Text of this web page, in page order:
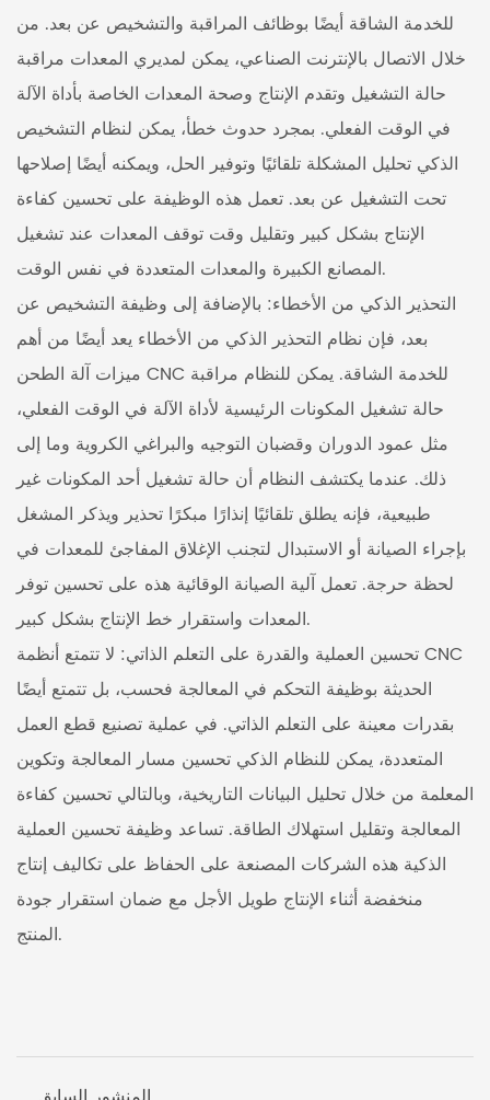
للخدمة الشاقة أيضًا بوظائف المراقبة والتشخيص عن بعد. من
خلال الاتصال بالإنترنت الصناعي، يمكن لمديري المعدات مراقبة
حالة التشغيل وتقدم الإنتاج وصحة المعدات الخاصة بأداة الآلة
في الوقت الفعلي. بمجرد حدوث خطأ، يمكن لنظام التشخيص
الذكي تحليل المشكلة تلقائيًا وتوفير الحل، ويمكنه أيضًا إصلاحها
تحت التشغيل عن بعد. تعمل هذه الوظيفة على تحسين كفاءة
الإنتاج بشكل كبير وتقليل وقت توقف المعدات عند تشغيل
المصانع الكبيرة والمعدات المتعددة في نفس الوقت.
التحذير الذكي من الأخطاء: بالإضافة إلى وظيفة التشخيص عن
بعد، فإن نظام التحذير الذكي من الأخطاء يعد أيضًا من أهم
ميزات آلة الطحن CNC للخدمة الشاقة. يمكن للنظام مراقبة
حالة تشغيل المكونات الرئيسية لأداة الآلة في الوقت الفعلي،
مثل عمود الدوران وقضبان التوجيه والبراغي الكروية وما إلى
ذلك. عندما يكتشف النظام أن حالة تشغيل أحد المكونات غير
طبيعية، فإنه يطلق تلقائيًا إنذارًا مبكرًا تحذير ويذكر المشغل
بإجراء الصيانة أو الاستبدال لتجنب الإغلاق المفاجئ للمعدات في
لحظة حرجة. تعمل آلية الصيانة الوقائية هذه على تحسين توفر
المعدات واستقرار خط الإنتاج بشكل كبير.
تحسين العملية والقدرة على التعلم الذاتي: لا تتمتع أنظمة CNC
الحديثة بوظيفة التحكم في المعالجة فحسب، بل تتمتع أيضًا
بقدرات معينة على التعلم الذاتي. في عملية تصنيع قطع العمل
المتعددة، يمكن للنظام الذكي تحسين مسار المعالجة وتكوين
المعلمة من خلال تحليل البيانات التاريخية، وبالتالي تحسين كفاءة
المعالجة وتقليل استهلاك الطاقة. تساعد وظيفة تحسين العملية
الذكية هذه الشركات المصنعة على الحفاظ على تكاليف إنتاج
منخفضة أثناء الإنتاج طويل الأجل مع ضمان استقرار جودة
المنتج.